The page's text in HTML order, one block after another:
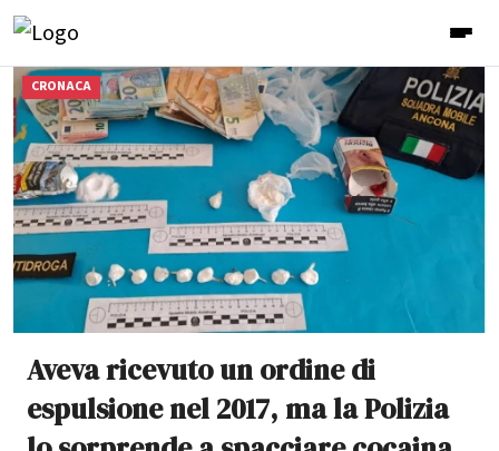
CRONACA
Aveva ricevuto un ordine di
espulsione nel 2017, ma la Polizia